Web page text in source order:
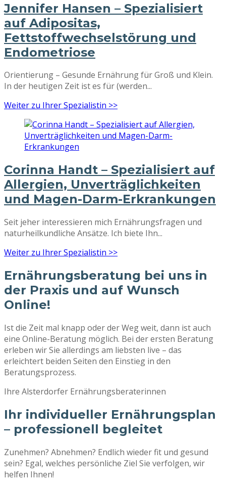
Jennifer Hansen – Spezialisiert
auf Adipositas,
Fettstoffwechselstörung und
Endometriose
Orientierung – Gesunde Ernährung für Groß und Klein.
In der heutigen Zeit ist es für (werden...
Weiter zu Ihrer Spezialistin >>
Corinna Handt – Spezialisiert auf
Allergien, Unverträglichkeiten
und Magen-Darm-Erkrankungen
Seit jeher interessieren mich Ernährungsfragen und
naturheilkundliche Ansätze. Ich biete Ihn...
Weiter zu Ihrer Spezialistin >>
Ernährungsberatung bei uns in
der Praxis und auf Wunsch
Online!
Ist die Zeit mal knapp oder der Weg weit, dann ist auch
eine Online-Beratung möglich. Bei der ersten Beratung
erleben wir Sie allerdings am liebsten live – das
erleichtert beiden Seiten den Einstieg in den
Beratungsprozess.
Ihre Alsterdorfer Ernährungsberaterinnen
Ihr individueller Ernährungsplan
– professionell begleitet
Zunehmen? Abnehmen? Endlich wieder fit und gesund
sein? Egal, welches persönliche Ziel Sie verfolgen, wir
helfen Ihnen!